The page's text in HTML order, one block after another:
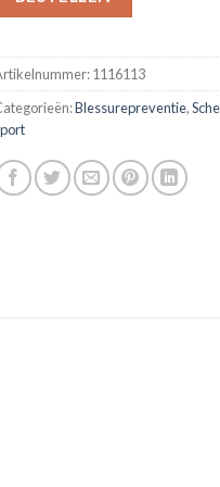
1116113
Blessurepreventie,